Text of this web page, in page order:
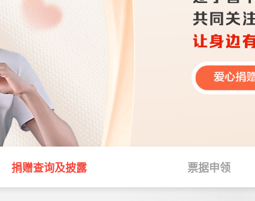
救病助医
美好社区
乡村振兴
公益倡导
赋能发展
生态环保
应急救灾
社区基金
抵扣说明
捐赠查询及披露 票据申领